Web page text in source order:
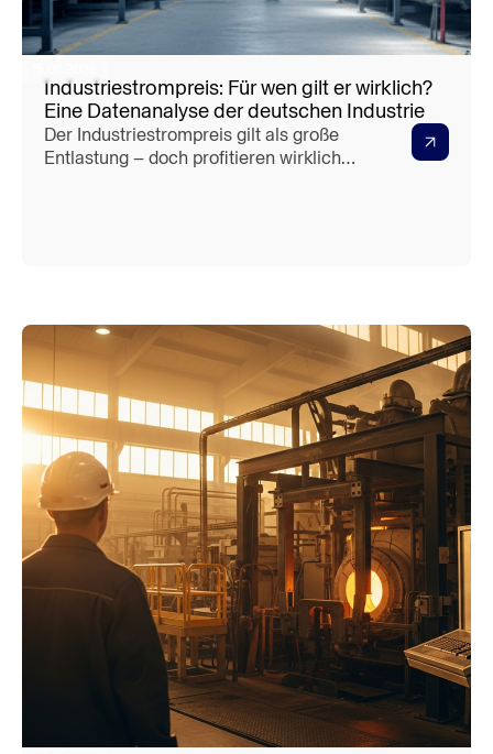
Industriestrompreis: Für wen gilt er wirklich?
Eine Datenanalyse der deutschen Industrie
Der Industriestrompreis gilt als große
Entlastung – doch profitieren wirklich